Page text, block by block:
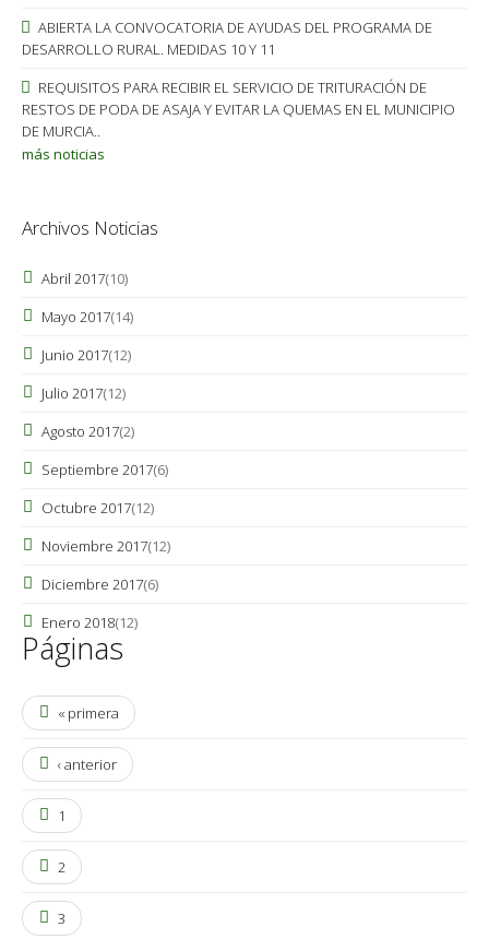
ABIERTA LA CONVOCATORIA DE AYUDAS DEL PROGRAMA DE
DESARROLLO RURAL. MEDIDAS 10 Y 11
REQUISITOS PARA RECIBIR EL SERVICIO DE TRITURACIÓN DE
RESTOS DE PODA DE ASAJA Y EVITAR LA QUEMAS EN EL MUNICIPIO
DE MURCIA..
más noticias
Archivos Noticias
Abril 2017(10)
Mayo 2017(14)
Junio 2017(12)
Julio 2017(12)
Agosto 2017(2)
Septiembre 2017(6)
Octubre 2017(12)
Noviembre 2017(12)
Diciembre 2017(6)
Enero 2018(12)
Páginas
« primera
‹ anterior
1
2
3